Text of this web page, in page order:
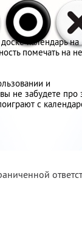
календарь на
помечать на
и
не забудете
с